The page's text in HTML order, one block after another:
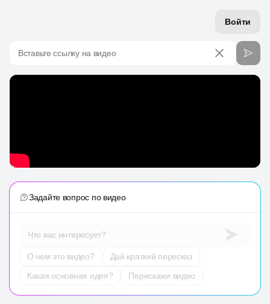
Войти
Вставьте ссылку на видео
Задайте вопрос по видео
Что вас интересует?
О чем это видео?
Дай краткий пересказ
Какая основная идея?
Перескажи видео